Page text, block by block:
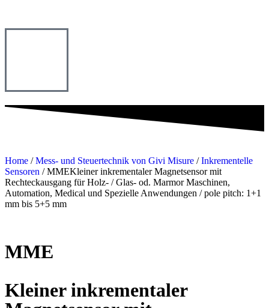
Home /Mess- und Steuertechnik von Givi Misure /Inkrementelle
Sensoren / MMEKleiner inkrementaler Magnetsensor mit
Rechteckausgang für Holz- / Glas- od. Marmor Maschinen,
Automation, Medical und Spezielle Anwendungen / pole pitch: 1+1
mm bis 5+5 mm
MME
Kleiner inkrementaler